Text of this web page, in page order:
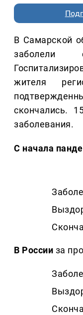
В Самарской
жителя
скончались.
заболевания.
С начала
В России за